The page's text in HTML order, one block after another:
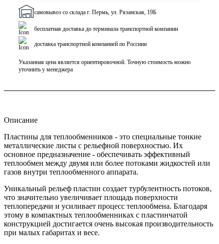
самовывоз со склада г. Пермь, ул. Рязанская, 19Б
бесплатная доставка до терминала транспортной компании
доставка транспортной компанией по Россиии
Указанная цена является ориентировочной. Точную стоимость можно
уточнить у менеджера
Описание
Пластины для теплообменников - это специальные тонкие
металлические листы с рельефной поверхностью. Их
основное предназначение - обеспечивать эффективный
теплообмен между двумя или более потоками жидкостей или
газов внутри теплообменного аппарата.
Уникальный рельеф пластин создает турбулентность потоков,
что значительно увеличивает площадь поверхности
теплопередачи и усиливает процесс теплообмена. Благодаря
этому в компактных теплообменниках с пластинчатой
конструкцией достигается очень высокая производительность
при малых габаритах и весе.